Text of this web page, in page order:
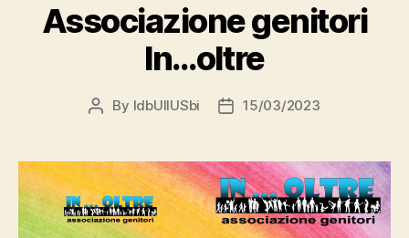
Associazione genitori
In…oltre
Post
By ldbUllUSbi
Post15/03/2023